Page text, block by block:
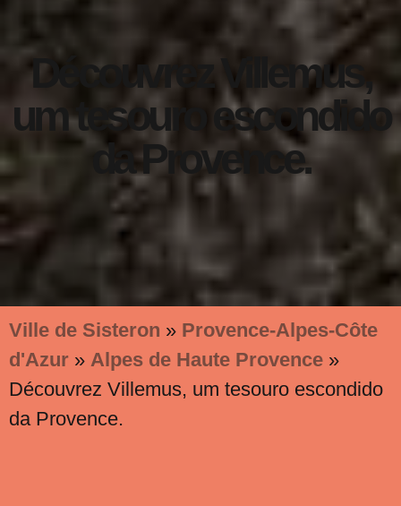
Découvrez Villemus,
um tesouro escondido
da Provence.
Ville de Sisteron » Provence-Alpes-Côte
d'Azur » Alpes de Haute Provence »
Découvrez Villemus, um tesouro escondido
da Provence.